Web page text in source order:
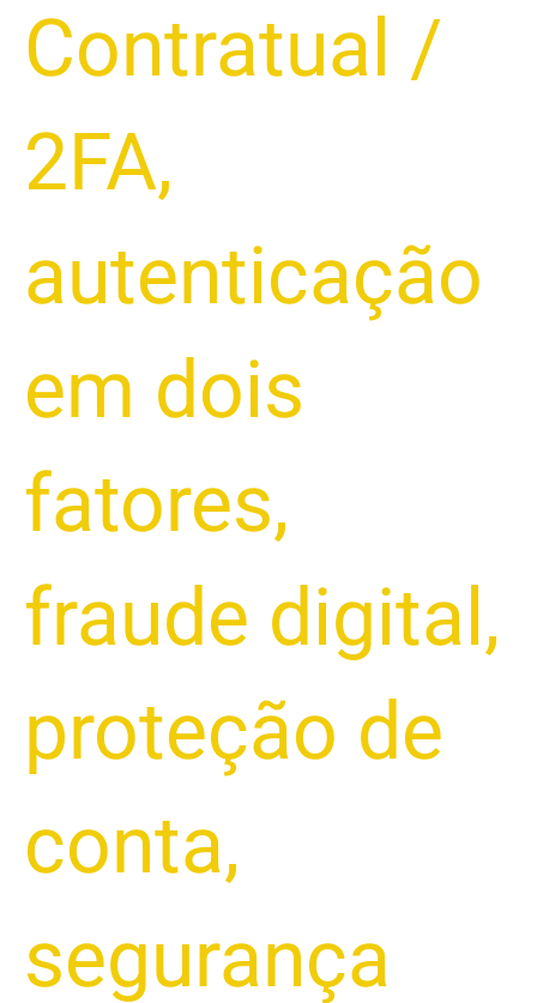
Contratual /
2FA,
autenticação
em dois
fatores,
fraude digital ,
proteção de
conta,
segurança
Bancária